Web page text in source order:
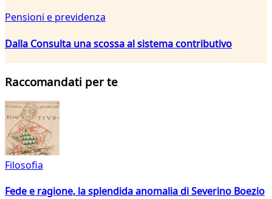
Pensioni e previdenza
Dalla Consulta una scossa al sistema contributivo
Raccomandati per te
Filosofia
Fede e ragione, la splendida anomalia di Severino Boezio